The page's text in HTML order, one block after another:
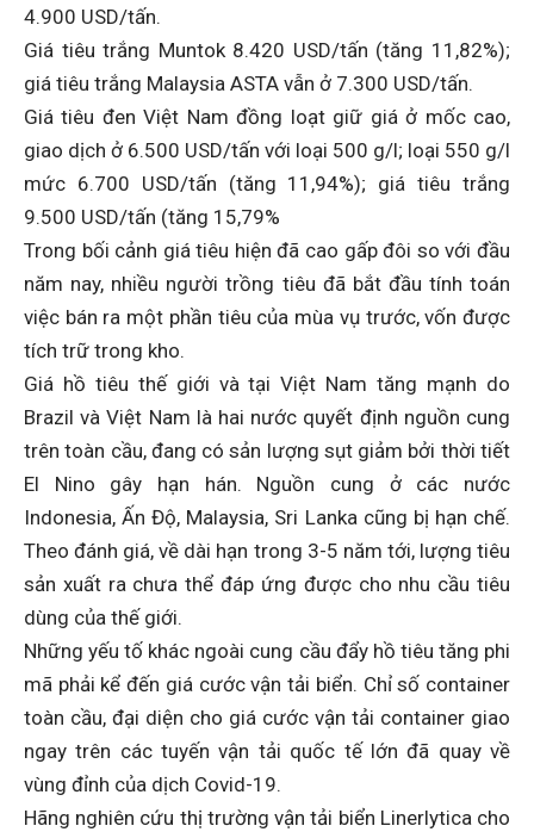
4.900 USD/tấn.
Giá tiêu trắng Muntok 8.420 USD/tấn (tăng 11,82%);
giá tiêu trắng Malaysia ASTA vẫn ở 7.300 USD/tấn.
Giá tiêu đen Việt Nam đồng loạt giữ giá ở mốc cao,
giao dịch ở 6.500 USD/tấn với loại 500 g/l; loại 550 g/l
mức 6.700 USD/tấn (tăng 11,94%); giá tiêu trắng
9.500 USD/tấn (tăng 15,79%
Trong bối cảnh giá tiêu hiện đã cao gấp đôi so với đầu
năm nay, nhiều người trồng tiêu đã bắt đầu tính toán
việc bán ra một phần tiêu của mùa vụ trước, vốn được
tích trữ trong kho.
Giá hồ tiêu thế giới và tại Việt Nam tăng mạnh do
Brazil và Việt Nam là hai nước quyết định nguồn cung
trên toàn cầu, đang có sản lượng sụt giảm bởi thời tiết
El Nino gây hạn hán. Nguồn cung ở các nước
Indonesia, Ấn Độ, Malaysia, Sri Lanka cũng bị hạn chế.
Theo đánh giá, về dài hạn trong 3-5 năm tới, lượng tiêu
sản xuất ra chưa thể đáp ứng được cho nhu cầu tiêu
dùng của thế giới.
Những yếu tố khác ngoài cung cầu đẩy hồ tiêu tăng phi
mã phải kể đến giá cước vận tải biển. Chỉ số container
toàn cầu, đại diện cho giá cước vận tải container giao
ngay trên các tuyến vận tải quốc tế lớn đã quay về
vùng đỉnh của dịch Covid-19.
Hãng nghiên cứu thị trường vận tải biển Linerlytica cho